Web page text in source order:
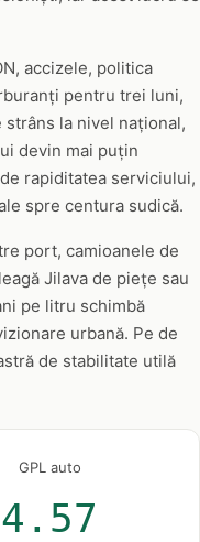
accizele, politica
pentru trei luni,
la nivel național,
devin mai puțin
rapiditatea serviciului,
spre centura sudică.
port, camioanele de
Jilava de piețe sau
pe litru schimbă
urbană. Pe de
de stabilitate utilă
GPL auto
4.57